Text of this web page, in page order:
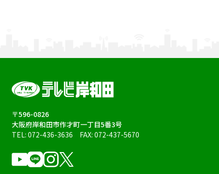
〒596-0826
大阪府岸和田市作才町一丁目5番3号
TEL: 072-436-3636 FAX: 072-437-5670